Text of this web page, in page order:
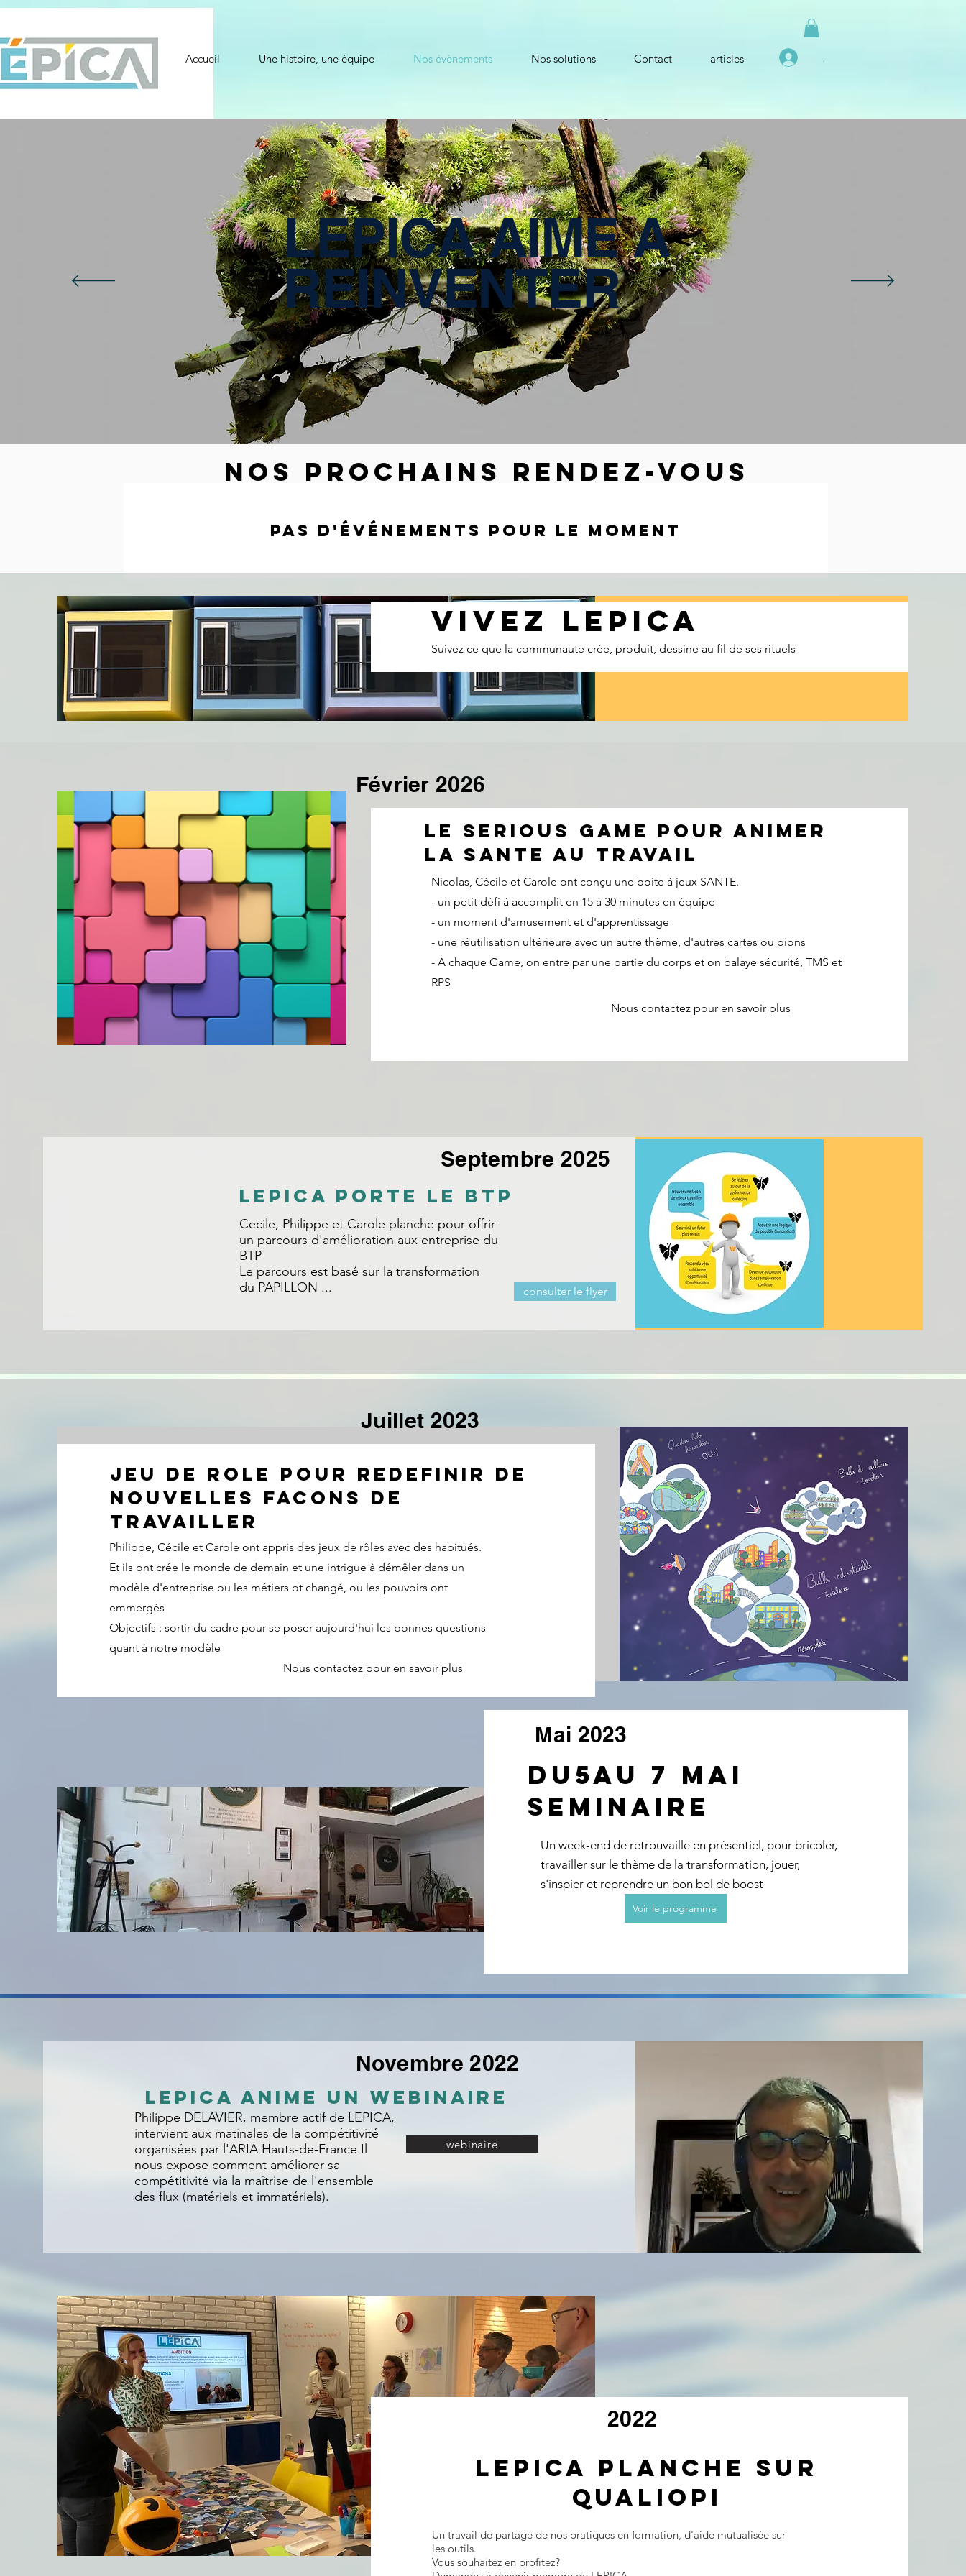
Accueil Une histoire, une équipe Nos évènements Nos solutions Contact articles
LEPICA AIME A
REINVENTER
Pas d'événements pour le moment
NOS prochains rendez-vous
VIVEZ LEPICA
Suivez ce que la communauté crée, produit, dessine au fil de ses rituels
Le serious game pour animer
la sante au travail
Nicolas, Cécile et Carole ont conçu une boite à jeux SANTE.
- un petit défi à accomplit en 15 à 30 minutes en équipe
- un moment d'amusement et d'apprentissage
- une réutilisation ultérieure avec un autre thème, d'autres cartes ou pions
- A chaque Game, on entre par une partie du corps et on balaye sécurité, TMS et
RPS
Nous contactez pour en savoir plus
Février 2026
Septembre 2025
LEPICA PORTE LE BTP
Cecile, Philippe et Carole planche pour offrir
un parcours d'amélioration aux entreprise du
BTP
Le parcours est basé sur la transformation
du PAPILLON ...
consulter le flyer
JEU DE ROLE POUR REDEFINIR DE
NOUVELLES FACONS DE
TRAVAILLER
Philippe, Cécile et Carole ont appris des jeux de rôles avec des habitués.
Et ils ont crée le monde de demain et une intrigue à démêler dans un
modèle d'entreprise ou les métiers ot changé, ou les pouvoirs ont
emmergés
Objectifs : sortir du cadre pour se poser aujourd'hui les bonnes questions
quant à notre modèle
Nous contactez pour en savoir plus
Juillet 2023
Mai 2023
du5au 7 mai
SEMINAIRE
Un week-end de retrouvaille en présentiel, pour bricoler,
travailler sur le thème de la transformation, jouer,
s'inspier et reprendre un bon bol de boost
Voir le programme
Novembre 2022
LEPICA ANIME UN WEBINAIRE
Philippe DELAVIER, membre actif de LEPICA,
intervient aux matinales de la compétitivité
organisées par l'ARIA Hauts-de-France.Il
nous expose comment améliorer sa
compétitivité via la maîtrise de l'ensemble
des flux (matériels et immatériels).
webinaire
2022
LEPICA PLANCHE SUR
QUALIOPI
Un travail de partage de nos pratiques en formation, d'aide mutualisée sur
les outils.
Vous souhaitez en profitez?